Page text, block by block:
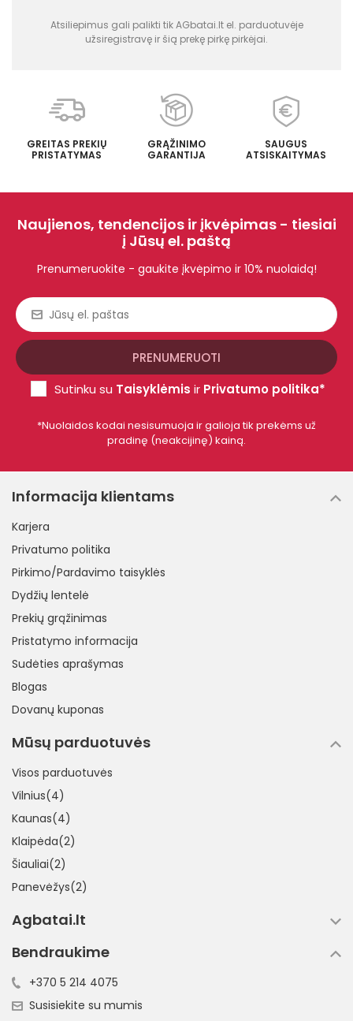
Atsiliepimus gali palikti tik AGbatai.lt el. parduotuvėje
užsiregistravę ir šią prekę pirkę pirkėjai.
GREITAS PREKIŲ
PRISTATYMAS
GRĄŽINIMO
GARANTIJA
SAUGUS
ATSISKAITYMAS
Naujienos, tendencijos ir įkvėpimas - tiesiai
į Jūsų el. paštą
Prenumeruokite - gaukite įkvėpimo ir 10% nuolaidą!
Sutinku su Taisyklėmis ir Privatumo politika*
*Nuolaidos kodai nesisumuoja ir galioja tik prekėms už
pradinę (neakcijinę) kainą.
Informacija klientams
Karjera
Privatumo politika
Pirkimo/Pardavimo taisyklės
Dydžių lentelė
Prekių grąžinimas
Pristatymo informacija
Sudėties aprašymas
Blogas
Dovanų kuponas
Mūsų parduotuvės
Visos parduotuvės
Vilnius(4)
Kaunas(4)
Klaipėda(2)
Šiauliai(2)
Panevėžys(2)
Agbatai.lt
Bendraukime
+370 5 214 4075
Susisiekite su mumis